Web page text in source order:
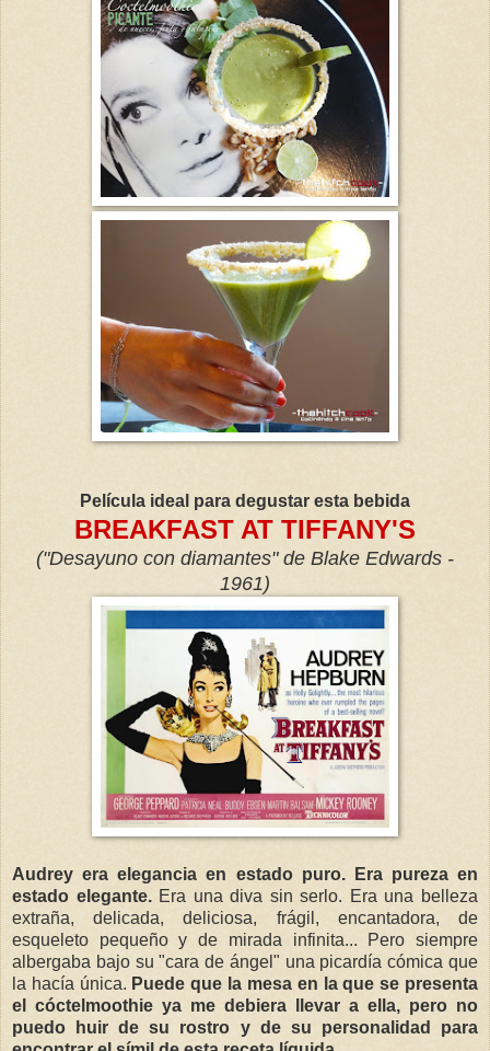
Película ideal para degustar esta bebida
BREAKFAST AT TIFFANY'S
("Desayuno con diamantes" de Blake Edwards -
1961)
Audrey era elegancia en estado puro. Era pureza en
estado elegante.Era una diva sin serlo. Era una belleza
extraña, delicada, deliciosa, frágil, encantadora, de
esqueleto pequeño y de mirada infinita... Pero siempre
albergaba bajo su "cara de ángel" una picardía cómica que
la hacía única. Puede que la mesa en la que se presenta
el cóctelmoothie ya me debiera llevar a ella, pero no
puedo huir de su rostro y de su personalidad para